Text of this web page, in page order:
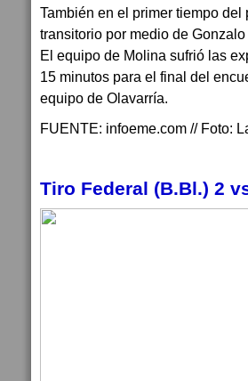
También en el primer tiempo del
transitorio por medio de Gonzalo
El equipo de Molina sufrió las
15 minutos para el final del
equipo de Olavarría.
FUENTE: infoeme.com // Foto:
Tiro Federal (B.Bl.) 2